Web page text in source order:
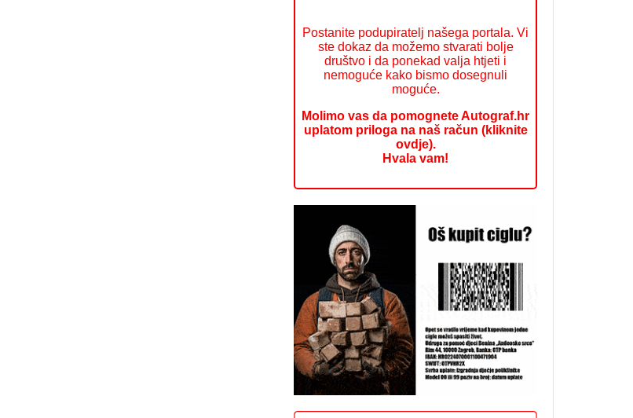
Postanite podupiratelj našega portala. Vi
ste dokaz da možemo stvarati bolje
društvo i da ponekad valja htjeti i
nemoguće kako bismo dosegnuli
moguće.
Molimo vas da pomognete Autograf.hr
uplatom priloga na naš račun (kliknite
ovdje).
Hvala vam!